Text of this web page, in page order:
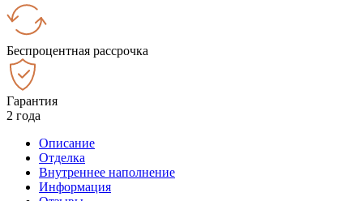
Беспроцентная рассрочка
Гарантия
2 года
Описание
Отделка
Внутреннее наполнение
Информация